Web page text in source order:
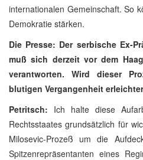
internationalen Gemeinschaft. So
Demokratie stärken.
Die Presse: Der serbische Ex-
muß sich derzeit vor dem
verantworten. Wird dieser
blutigen Vergangenheit
Petritsch: Ich halte diese
Rechtsstaates grundsätzlich für
Milosevic-Prozeß um die
Spitzenrepräsentanten eines